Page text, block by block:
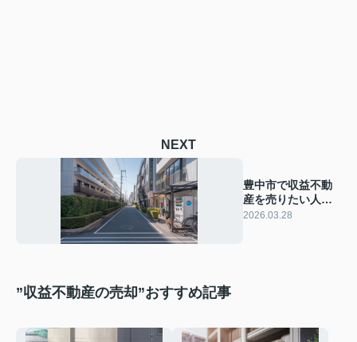
NEXT
豊中市で収益不動
産を売りたい人必
見！売却の流れと
2026.03.28
”収益不動産の売却”おすすめ記事